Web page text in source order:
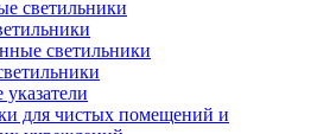
светильники
светильники
для чистых помещений и